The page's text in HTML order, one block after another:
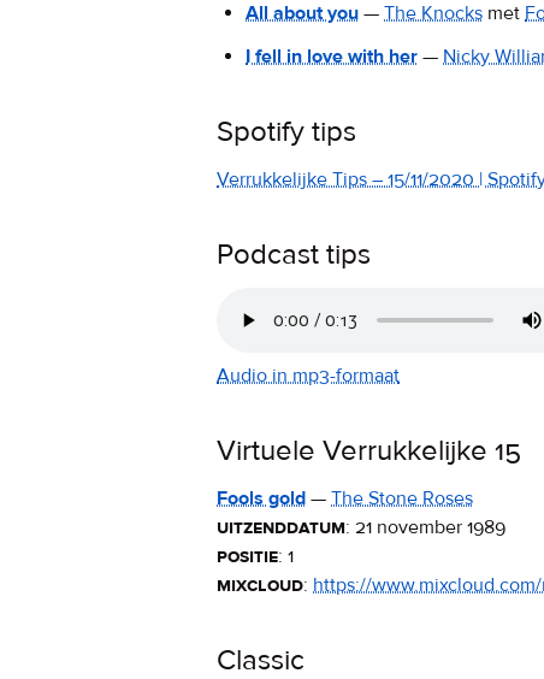
All about you — The Knocks met
I fell in love with her — Nicky
Spotify tips
Verrukkelijke Tips – 15/11/2020 |
Podcast tips
Audio in mp3-formaat
Virtuele Verrukkelijke 15
Fools gold — The Stone Roses
uitzenddatum: 21 november 1989
positie: 1
mixcloud: https://
Classic